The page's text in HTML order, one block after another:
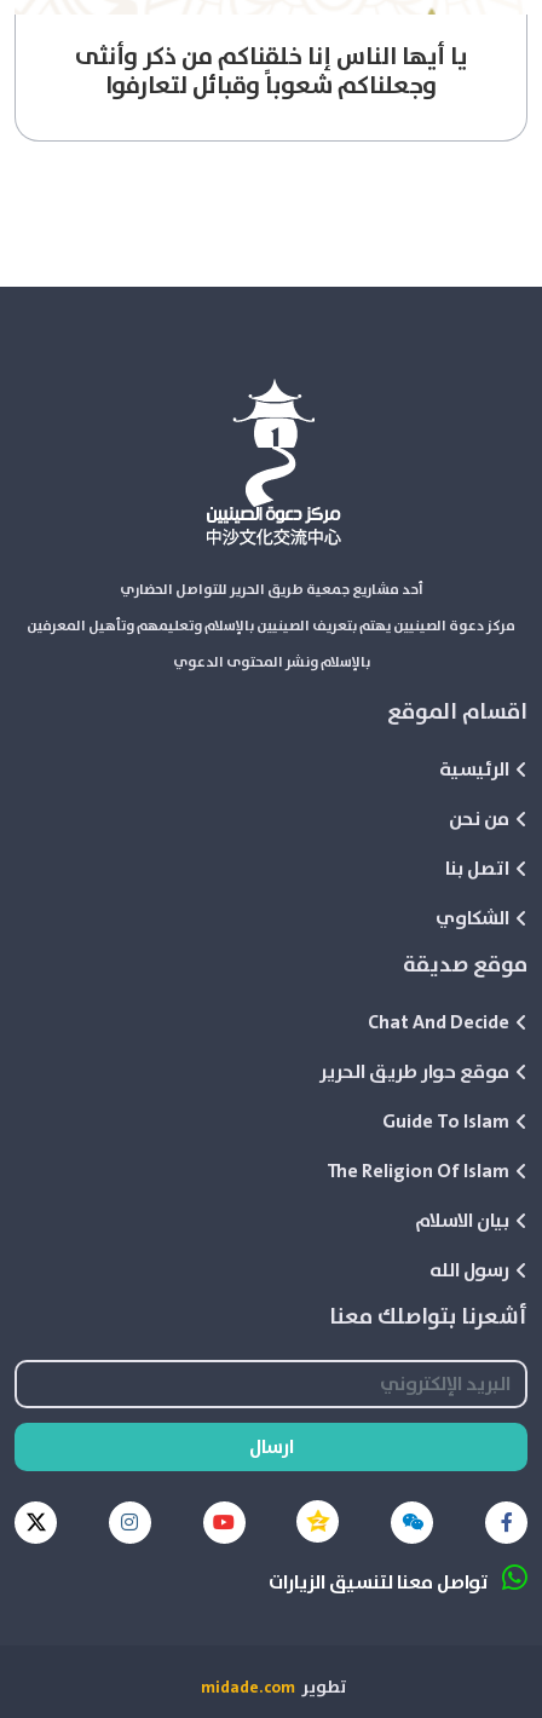
يا أيها الناس إنا خلقناكم من ذكر وأنثى
وجعلناكم شعوباً وقبائل لتعارفوا
أحد مشاريع جمعية طريق الحرير للتواصل الحضاري
مركز دعوة الصينيين يهتم بتعريف الصينيين بالإسلام وتعليمهم وتأهيل المعرفين
بالإسلام ونشر المحتوى الدعوي
اقسام الموقع
الرئيسية
من نحن
اتصل بنا
الشكاوي
موقع صديقة
Chat And Decide
موقع حوار طريق الحرير
Guide To Islam
The Religion Of Islam
بيان الاسلام
رسول الله
أشعرنا بتواصلك معنا
ارسال
تواصل معنا لتنسيق الزيارات
تطوير midade.com